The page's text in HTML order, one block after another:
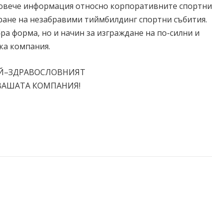
информация относно корпоративните спортни
на незабравими тиймбилдинг спортни събития.
форма, но и начин за изграждане на по-силни и
компания.
КОМПАНИЯ!